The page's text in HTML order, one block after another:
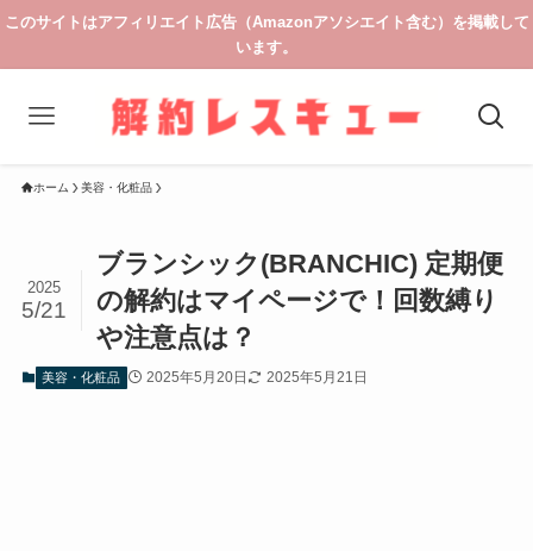
このサイトはアフィリエイト広告（Amazonアソシエイト含む）を掲載して
います。
ホーム 美容・化粧品
ブランシック(BRANCHIC) 定期便
の解約はマイページで！回数縛り
や注意点は？
2025
5/21
美容・化粧品 2025年5月20日 2025年5月21日